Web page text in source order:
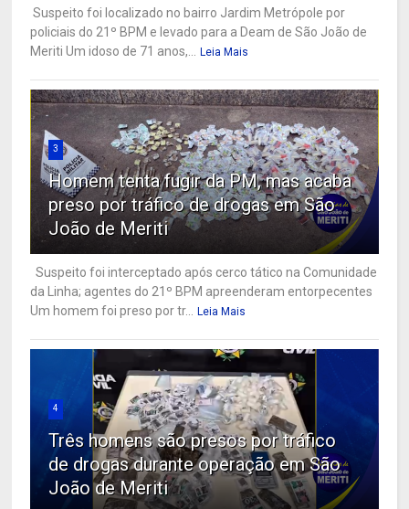
Suspeito foi localizado no bairro Jardim Metrópole por
policiais do 21º BPM e levado para a Deam de São João de
Meriti Um idoso de 71 anos,... Leia Mais
3
Homem tenta fugir da PM, mas acaba
preso por tráfico de drogas em São
João de Meriti
Suspeito foi interceptado após cerco tático na Comunidade
da Linha; agentes do 21º BPM apreenderam entorpecentes
Um homem foi preso por tr... Leia Mais
4
Três homens são presos por tráfico
de drogas durante operação em São
João de Meriti